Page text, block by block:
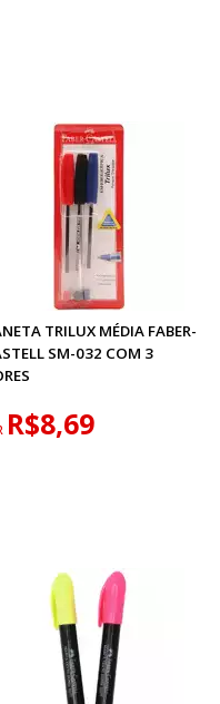
TRILUX MÉDIA FABER-
SM-032 COM 3
R$8,69